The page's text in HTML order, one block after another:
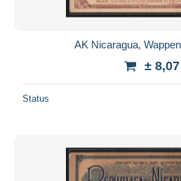
AK Nicaragua,
±
Status